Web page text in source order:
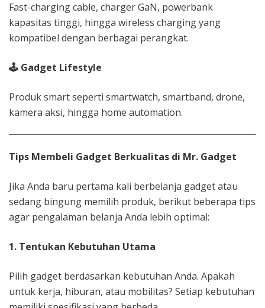
Fast-charging cable, charger GaN, powerbank
kapasitas tinggi, hingga wireless charging yang
kompatibel dengan berbagai perangkat.
🕹️ Gadget Lifestyle
Produk smart seperti smartwatch, smartband, drone,
kamera aksi, hingga home automation.
Tips Membeli Gadget Berkualitas di Mr. Gadget
Jika Anda baru pertama kali berbelanja gadget atau
sedang bingung memilih produk, berikut beberapa tips
agar pengalaman belanja Anda lebih optimal:
1. Tentukan Kebutuhan Utama
Pilih gadget berdasarkan kebutuhan Anda. Apakah
untuk kerja, hiburan, atau mobilitas? Setiap kebutuhan